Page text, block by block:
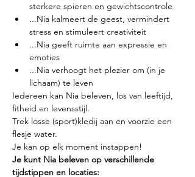
sterkere spieren en gewichtscontrole
...Nia kalmeert de geest, vermindert
stress en stimuleert creativiteit
...Nia geeft ruimte aan expressie en
emoties
...Nia verhoogt het plezier om (in je
lichaam) te leven
Iedereen kan Nia beleven, los van leeftijd,
fitheid en levensstijl.
Trek losse (sport)kledij aan en voorzie een
flesje water.
Je kan op elk moment instappen!
Je kunt Nia beleven op verschillende
tijdstippen en locaties: